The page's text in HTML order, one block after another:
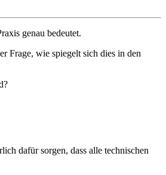
genau bedeutet.
Frage, wie spiegelt sich dies in den
dafür sorgen, dass alle technischen